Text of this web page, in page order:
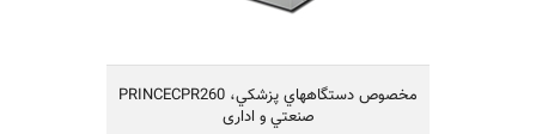
PRINCECPR260 مخصوص دستگاههاي پزشكي،
صنعتي و اداری